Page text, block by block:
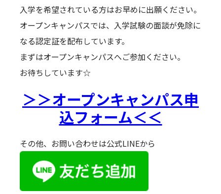
入学を希望されている方はお早めに出願ください。
オープンキャンパスでは、入学試験の面談が免除に
なる認定証を配布しています。
まずはオープンキャンパスへご参加ください。
お待ちしています☆
＞＞オープンキャンパス申
込フォーム＜＜
その他、お問い合わせは公式LINEから